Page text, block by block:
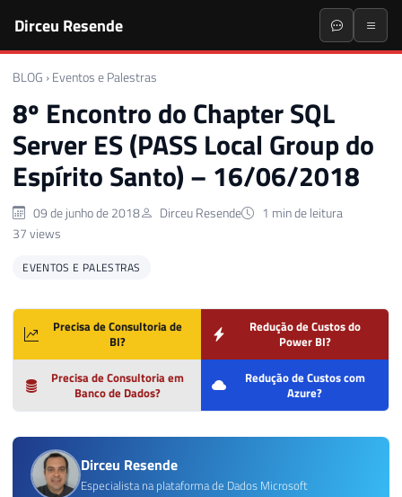
Dirceu Resende
BLOG › Eventos e Palestras
8º Encontro do Chapter SQL
Server ES (PASS Local Group do
Espírito Santo) – 16/06/2018
09 de junho de 2018 Dirceu Resende
1 min de leitura
37 views
EVENTOS E PALESTRAS
Precisa de Consultoria de
BI?
Redução de Custos do
Power BI?
Precisa de Consultoria em
Banco de Dados?
Redução de Custos com
Azure?
Dirceu Resende
Especialista na plataforma de Dados Microsoft